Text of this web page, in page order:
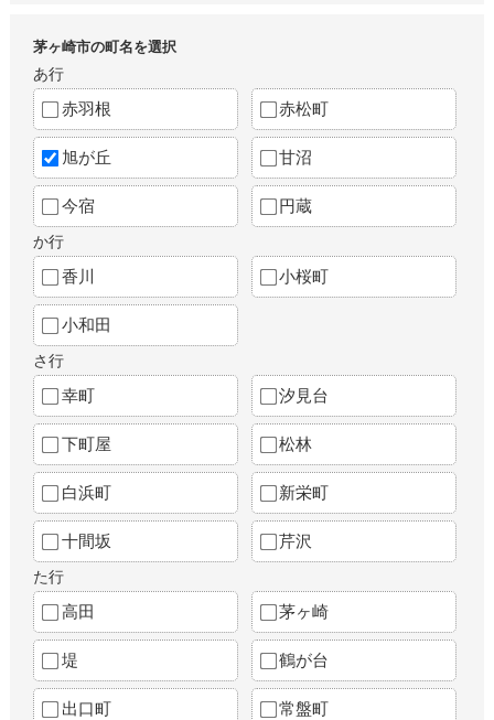
茅ヶ崎市の町名を選択
あ行
赤羽根 赤松町
旭が丘 甘沼
今宿 円蔵
か行
香川 小桜町
小和田
さ行
幸町 汐見台
下町屋 松林
白浜町 新栄町
十間坂 芹沢
た行
高田 茅ヶ崎
堤 鶴が台
出口町 常盤町